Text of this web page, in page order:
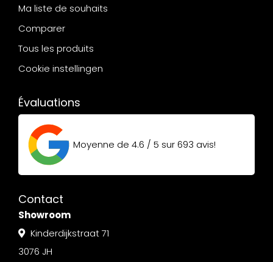
Ma liste de souhaits
Comparer
Tous les produits
Cookie instellingen
Évaluations
Moyenne de 4.6 / 5 sur693 avis!
Contact
Showroom
Kinderdijkstraat 71
3076 JH